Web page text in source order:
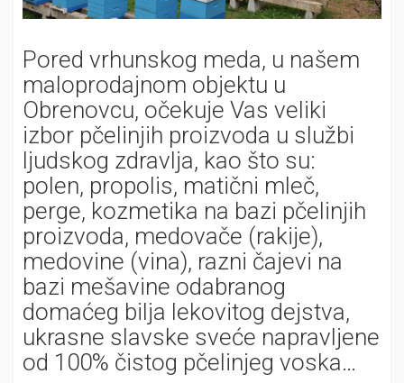
Pored vrhunskog meda, u našem
maloprodajnom objektu u
Obrenovcu, očekuje Vas veliki
izbor pčelinjih proizvoda u službi
ljudskog zdravlja, kao što su:
polen, propolis, matični mleč,
perge, kozmetika na bazi pčelinjih
proizvoda, medovače (rakije),
medovine (vina), razni čajevi na
bazi mešavine odabranog
domaćeg bilja lekovitog dejstva,
ukrasne slavske sveće napravljene
od 100% čistog pčelinjeg voska…